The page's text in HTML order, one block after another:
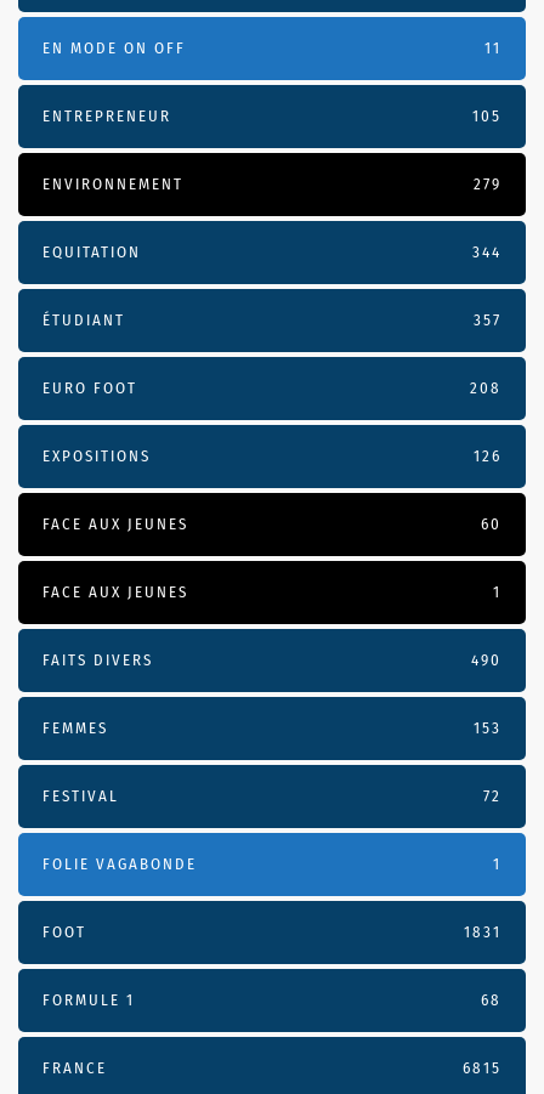
EN MODE ON OFF 11
ENTREPRENEUR 105
ENVIRONNEMENT 279
EQUITATION 344
ÉTUDIANT 357
EURO FOOT 208
EXPOSITIONS 126
FACE AUX JEUNES 60
FACE AUX JEUNES 1
FAITS DIVERS 490
FEMMES 153
FESTIVAL 72
FOLIE VAGABONDE 1
FOOT 1831
FORMULE 1 68
FRANCE 6815